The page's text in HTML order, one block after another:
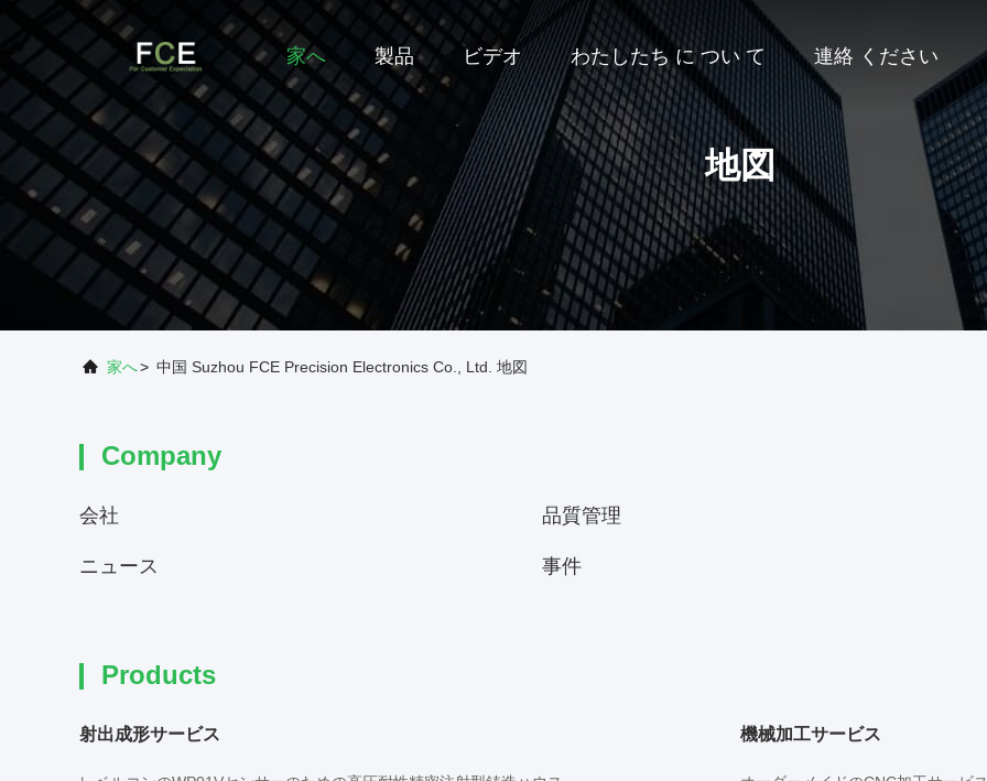
家へ 製品 ビデオ わたしたち に つい て 連絡 ください
地図
家へ> 中国 Suzhou FCE Precision Electronics Co., Ltd. 地図
Company
会社 品質管理
ニュース 事件
Products
射出成形サービス 機械加工サービス